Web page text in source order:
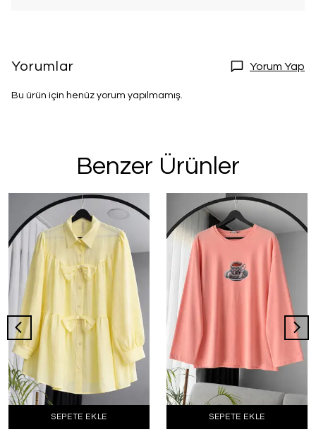
Yorumlar Yorum Yap
Bu ürün için henüz yorum yapılmamış.
Benzer Ürünler
SEPETE EKLE SEPETE EKLE